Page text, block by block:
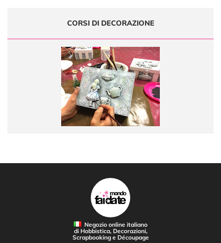
CORSI DI DECORAZIONE
Negozio online italiano
di Hobbistica, Decorazioni,
Scrapbooking e Découpage